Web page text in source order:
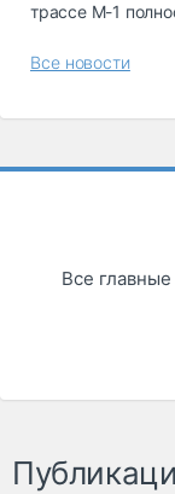
трассе М-1
Все новости
Все